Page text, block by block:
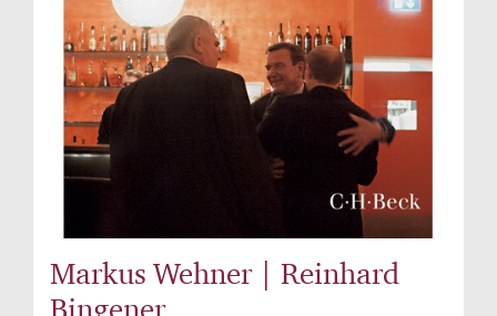
Markus Wehner | Reinhard
Bingener